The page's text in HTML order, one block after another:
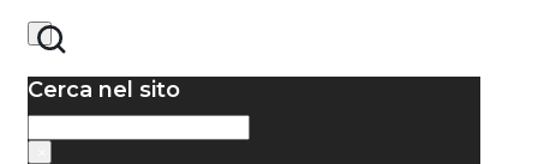
Cerca nel sito